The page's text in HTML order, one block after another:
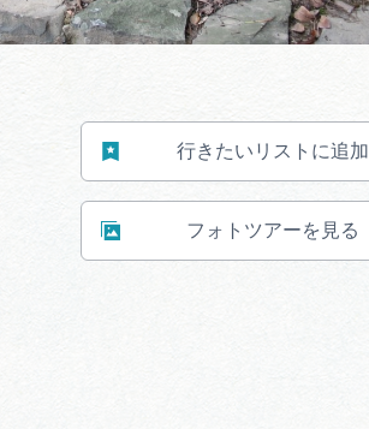
行きたいリストに追加
フォトツアーを見る